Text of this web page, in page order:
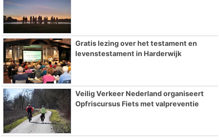
Gratis lezing over het testament en
levenstestament in Harderwijk
Veilig Verkeer Nederland organiseert
Opfriscursus Fiets met valpreventie